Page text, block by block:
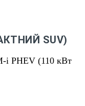
SUV)
i PHEV (110 кВт